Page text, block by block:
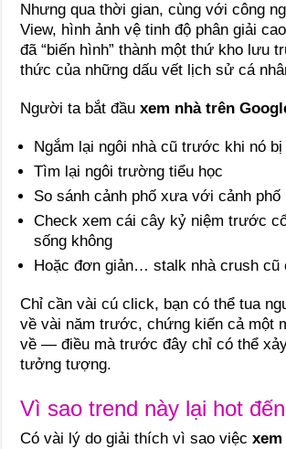
Nhưng qua thời gian, cùng với công
View, hình ảnh vệ tinh độ phân giải
đã “biến hình” thành một thứ kho lưu
thức của những dấu vết lịch sử cá
Người ta bắt đầuxem nhà trên
Ngắm lại ngôi nhà cũ trước khi nó bị
Tìm lại ngôi trường tiểu học
So sánh cảnh phố xưa với cảnh phố
Check xem cái cây kỷ niệm trước
sống không
Hoặc đơn giản… stalk nhà crush cũ
Chỉ cần vài cú click, bạn có thể tua
về vài năm trước, chứng kiến cả một
về — điều mà trước đây chỉ có thể
tưởng tượng.
Vì sao trend này lại hot
Có vài lý do giải thích vì sao việc